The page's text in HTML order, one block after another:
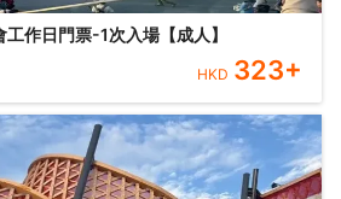
作日門票-1次入場【成人】
HKD 323+